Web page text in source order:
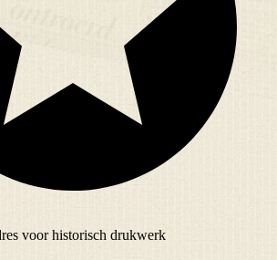
voor historisch drukwerk